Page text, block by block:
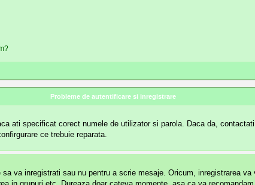
Probleme de autentificare si inregistrare
ati specificat corect numele de utilizator si parola. Daca da,
ce trebuie reparata.
va inregistrati sau nu pentru a scrie mesaje. Oricum, inregistrarea